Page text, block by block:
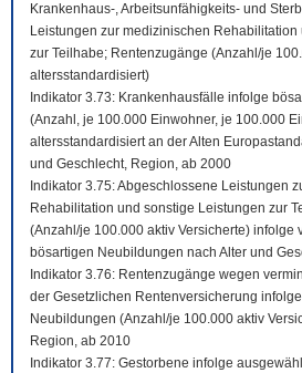
Krankenhaus-, Arbeitsunfähigkeits- und
Leistungen zur medizinischen
zur Teilhabe; Rentenzugänge (Anzahl/je
altersstandardisiert)
Indikator 3.73: Krankenhausfälle infolge
(Anzahl, je 100.000 Einwohner, je 100.000
altersstandardisiert an der Alten
und Geschlecht, Region, ab 2000
Indikator 3.75: Abgeschlossene Leistungen
Rehabilitation und sonstige Leistungen zur
(Anzahl/je 100.000 aktiv Versicherte) infolge
bösartigen Neubildungen nach Alter und
Indikator 3.76: Rentenzugänge wegen
der Gesetzlichen Rentenversicherung
Neubildungen (Anzahl/je 100.000 aktiv
Region, ab 2010
Indikator 3.77: Gestorbene infolge